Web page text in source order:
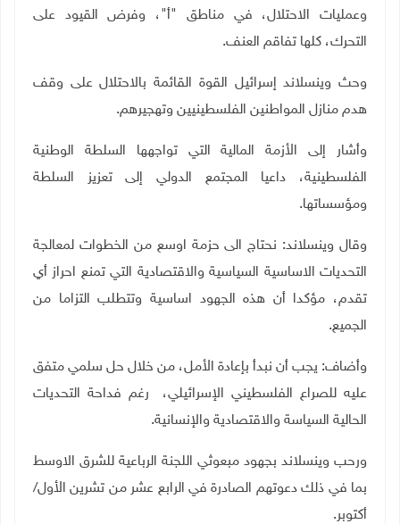
وعمليات الاحتلال، في مناطق "أ"، وفرض القيود على
التحرك، كلها تفاقم العنف.
وحث وينسلاند إسرائيل القوة القائمة بالاحتلال على وقف
هدم منازل المواطنين الفلسطينيين وتهجيرهم.
وأشار إلى الأزمة المالية التي تواجهها السلطة الوطنية
الفلسطينية، داعيا المجتمع الدولي إلى تعزيز السلطة
ومؤسساتها.
وقال وينسلاند: نحتاج الى حزمة اوسع من الخطوات لمعالجة
التحديات الاساسية السياسية والاقتصادية التي تمنع احراز أي
تقدم، مؤكدا أن هذه الجهود اساسية وتتطلب التزاما من
الجميع.
وأضاف: يجب أن نبدأ بإعادة الأمل، من خلال حل سلمي متفق
عليه للصراع الفلسطيني الإسرائيلي، رغم فداحة التحديات
الحالية السياسة والاقتصادية والإنسانية.
ورحب وينسلاند بجهود مبعوثي اللجنة الرباعية للشرق الاوسط
بما في ذلك دعوتهم الصادرة في الرابع عشر من تشرين الأول/
أكتوبر.